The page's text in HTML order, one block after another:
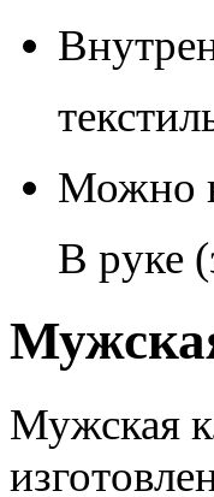
Можно
В руке
Мужская